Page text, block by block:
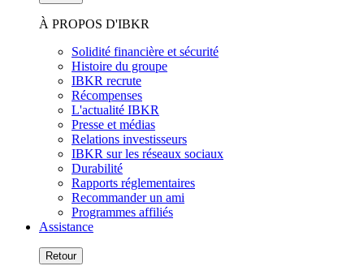
À PROPOS D'IBKR
Solidité financière et sécurité
Histoire du groupe
IBKR recrute
Récompenses
L'actualité IBKR
Presse et médias
Relations investisseurs
IBKR sur les réseaux sociaux
Durabilité
Rapports réglementaires
Recommander un ami
Programmes affiliés
Assistance
Retour